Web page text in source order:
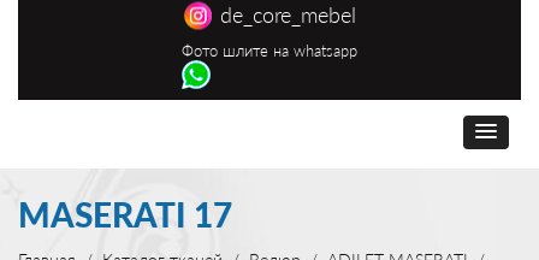
de_core_mebel
Фото шлите на whatsapp
MASERATI 17